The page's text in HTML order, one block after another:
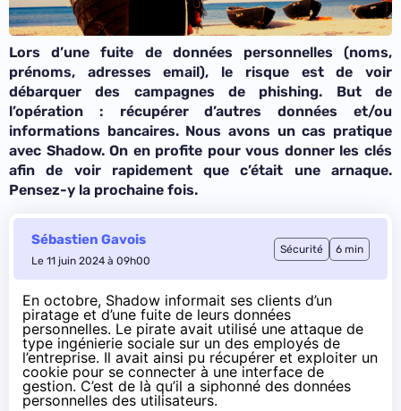
Lors d’une fuite de données personnelles (noms,
prénoms, adresses email), le risque est de voir
débarquer des campagnes de phishing. But de
l’opération : récupérer d’autres données et/ou
informations bancaires. Nous avons un cas pratique
avec Shadow. On en profite pour vous donner les clés
afin de voir rapidement que c’était une arnaque.
Pensez-y la prochaine fois.
Sébastien Gavois
Le 11 juin 2024 à 09h00
Sécurité 6 min
En octobre, Shadow informait ses clients d’un
piratage et d’une fuite de leurs données
personnelles. Le pirate avait utilisé une attaque de
type ingénierie sociale sur un des employés de
l’entreprise. Il avait ainsi pu récupérer et exploiter un
cookie pour se connecter à une interface de
gestion. C’est de là qu’il a siphonné des données
personnelles des utilisateurs.